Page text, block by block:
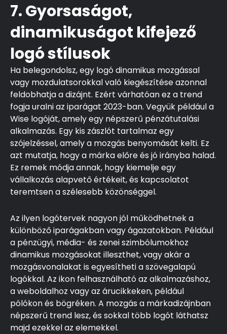
7. Gyorsaságot,
dinamikuságot kifejező
logó stílusok
Ha belegondolsz, egy logó dinamikus mozgással
vagy mozdulatsorokkal való kiegészítése azonnal
feldobhatja a dizájnt. Ezért várhatóan ez a trend
fogja uralni az iparágat 2023-ban. Vegyük például a
Wise logóját, amely egy népszerű pénzátutalási
alkalmazás. Egy kis zászlót tartalmaz egy
szójelzéssel, amely a mozgás benyomását kelti. Ez
azt mutatja, hogy a márka előre és jó irányba halad.
Ez remek módja annak, hogy kiemelje egy
vállalkozás alapvető értékeit, és kapcsolatot
teremtsen a szélesebb közönséggel.
Az ilyen logótervek nagyon jól működhetnek a
különböző iparágakban vagy ágazatokban. Például
a pénzügyi, média- és zenei szimbólumokhoz
dinamikus mozgásokat illeszthet, vagy akár a
mozgásvonalakat is egyesítheti a szövegalapú
logókkal. Az ikon felhasználható az alkalmazáshoz,
a weboldalhoz vagy az árucikkeken, például
pólókon és bögréken. A mozgás a márkadizájnban
népszerű trend lesz, és sokkal több logót láthatsz
majd ezekkel az elemekkel.